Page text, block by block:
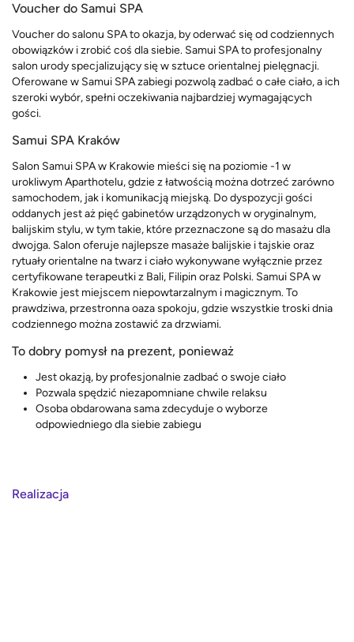
Voucher do Samui SPA
Voucher do salonu SPA to okazja, by oderwać się od codziennych
obowiązków i zrobić coś dla siebie. Samui SPA to profesjonalny
salon urody specjalizujący się w sztuce orientalnej pielęgnacji.
Oferowane w Samui SPA zabiegi pozwolą zadbać o całe ciało, a ich
szeroki wybór, spełni oczekiwania najbardziej wymagających
gości.
Samui SPA Kraków
Salon Samui SPA w Krakowie mieści się na poziomie -1 w
urokliwym Aparthotelu, gdzie z łatwością można dotrzeć zarówno
samochodem, jak i komunikacją miejską. Do dyspozycji gości
oddanych jest aż pięć gabinetów urządzonych w oryginalnym,
balijskim stylu, w tym takie, które przeznaczone są do masażu dla
dwojga. Salon oferuje najlepsze masaże balijskie i tajskie oraz
rytuały orientalne na twarz i ciało wykonywane wyłącznie przez
certyfikowane terapeutki z Bali, Filipin oraz Polski. Samui SPA w
Krakowie jest miejscem niepowtarzalnym i magicznym. To
prawdziwa, przestronna oaza spokoju, gdzie wszystkie troski dnia
codziennego można zostawić za drzwiami.
To dobry pomysł na prezent, ponieważ
Jest okazją, by profesjonalnie zadbać o swoje ciało
Pozwala spędzić niezapomniane chwile relaksu
Osoba obdarowana sama zdecyduje o wyborze
odpowiedniego dla siebie zabiegu
Realizacja